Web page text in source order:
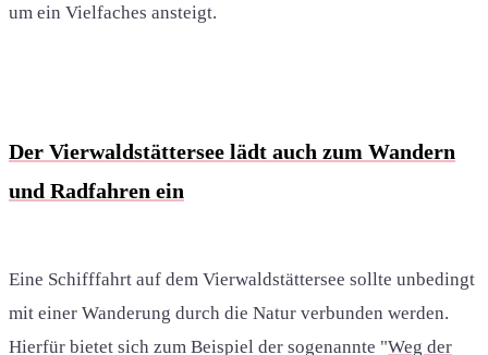
um ein Vielfaches ansteigt.
Der Vierwaldstättersee lädt auch zum Wandern
und Radfahren ein
Eine Schifffahrt auf dem Vierwaldstättersee sollte unbedingt
mit einer Wanderung durch die Natur verbunden werden.
Hierfür bietet sich zum Beispiel der sogenannte "Weg der